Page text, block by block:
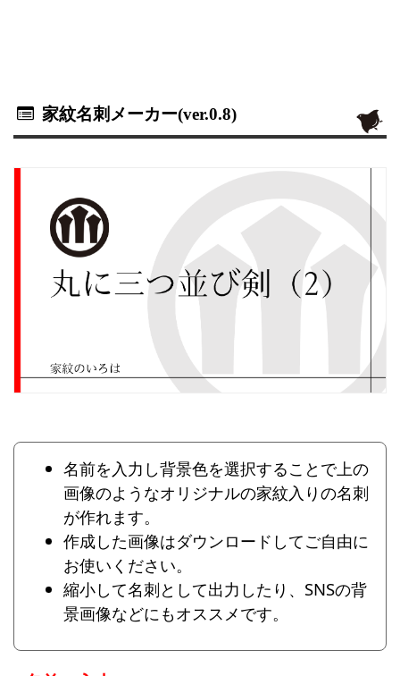
家紋名刺メーカー(ver.0.8)
名前を入力し背景色を選択することで上の
画像のようなオリジナルの家紋入りの名刺
が作れます。
作成した画像はダウンロードしてご自由に
お使いください。
縮小して名刺として出力したり、SNSの背
景画像などにもオススメです。